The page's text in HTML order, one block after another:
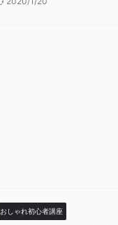
おしゃれ初心者講座